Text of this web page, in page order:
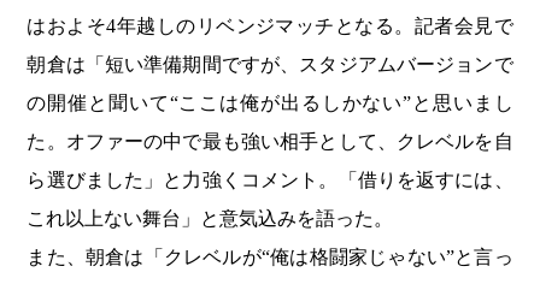
はおよそ4年越しのリベンジマッチとなる。記者会見で
朝倉は「短い準備期間ですが、スタジアムバージョンで
の開催と聞いて“ここは俺が出るしかない”と思いまし
た。オファーの中で最も強い相手として、クレベルを自
ら選びました」と力強くコメント。「借りを返すには、
これ以上ない舞台」と意気込みを語った。
また、朝倉は「クレベルが“俺は格闘家じゃない”と言っ